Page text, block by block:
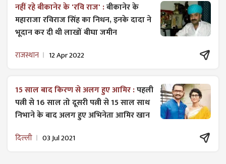
नहीं रहे बीकानेर के 'रवि राज' :बीकानेर के
महाराजा रविराज सिंह का निधन, इनके दादा ने
भूदान कर दी थी लाखों बीघा जमीन
राजस्थान 12 Apr 2022
15 साल बाद किरण से अलग हुए आमिर :पहली
पत्नी से 16 साल तो दूसरी पत्नी से 15 साल साथ
निभाने के बाद अलग हुए अभिनेता आमिर खान
दिल्ली 03 Jul 2021